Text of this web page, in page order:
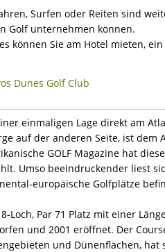
Surfen oder Reiten sind
Golf unternehmen können.
können Sie am Hotel mieten,
Dunes Golf Club
einmaligen Lage direkt am
auf der anderen Seite, ist dem
GOLF Magazine hat
Umso beeindruckender liest
europäische Golfplätze
Loch, Par 71 Platz mit einer
und 2001 eröffnet. Der
und Dünenflächen,